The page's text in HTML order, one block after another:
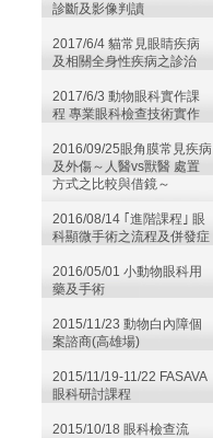
診斷及影像判讀
2017/6/4 貓常見眼睛疾病
及相關全身性疾病之診治
2017/6/3 動物眼科實作課
程 專業眼科檢查技術實作
2016/09/25眼角膜常見疾病
及外傷～人醫vs獸醫 處置
方式之比較與借鏡～
2016/08/14 ｢進階課程｣ 眼
科顯微手術之流程及併發症
2016/05/01 小動物眼科用
藥及手術
2015/11/23 動物白內障個
案諮商(高雄場)
2015/11/19-11/22 FASAVA
眼科研討課程
2015/10/18 眼科檢查流